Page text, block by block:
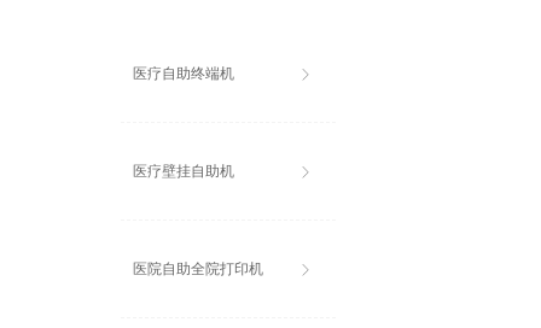
医疗自助终端机 ꁕ
医疗壁挂自助机 ꁕ
医院自助全院打印机 ꁕ